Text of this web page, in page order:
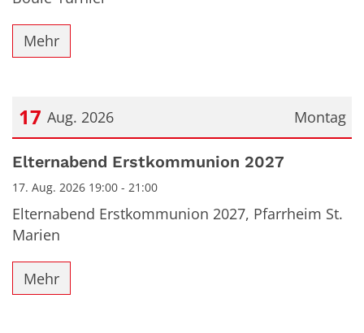
Mehr
Montag
17 Aug. 2026
Datum: 17. August 2026
Elternabend Erstkommunion 2027
17. Aug. 2026 19:00 - 21:00
Elternabend Erstkommunion 2027, Pfarrheim St.
Marien
Mehr